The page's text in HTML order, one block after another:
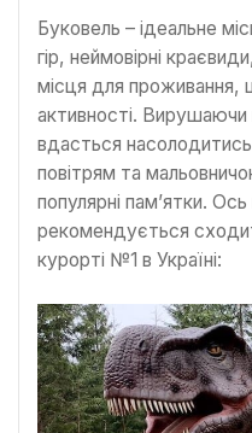
Буковель – ідеальне
гір, неймовірні
місця для проживання,
активності. Вирушаючи
вдасться насолодитись
повітрям та
популярні пам’ятки.
рекомендується
курорті №1 в Україні: